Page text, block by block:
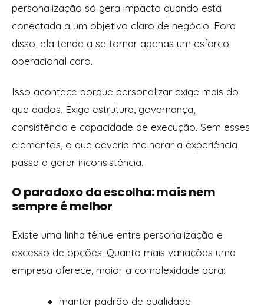
personalização só gera impacto quando está
conectada a um objetivo claro de negócio. Fora
disso, ela tende a se tornar apenas um esforço
operacional caro.
Isso acontece porque personalizar exige mais do
que dados. Exige estrutura, governança,
consistência e capacidade de execução. Sem esses
elementos, o que deveria melhorar a experiência
passa a gerar inconsistência.
O paradoxo da escolha: mais nem
sempre é melhor
Existe uma linha tênue entre personalização e
excesso de opções. Quanto mais variações uma
empresa oferece, maior a complexidade para:
manter padrão de qualidade